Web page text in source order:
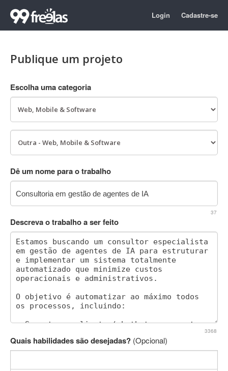
Login Cadastre-se
Publique um projeto
Escolha uma categoria
Dê um nome para o trabalho
37
Descreva o trabalho a ser feito
3368
Quais habilidades são desejadas? (Opcional)